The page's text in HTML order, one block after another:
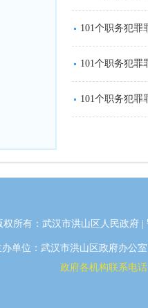
101个职务犯罪
101个职务犯罪
101个职务犯罪
权所有：武汉市洪山区人民政府 |
办单位：武汉市洪山区政府办公
政府各机构联系电话